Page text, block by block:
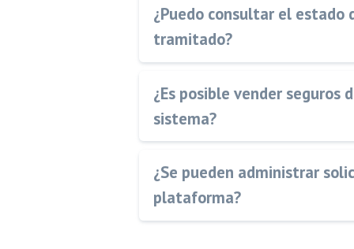
¿Puedo consultar el estado
tramitado?
¿Es posible vender
sistema?
¿Se pueden administrar
plataforma?